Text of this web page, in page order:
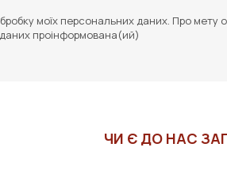
моїх персональних даних. Про мету
проінформована(ий)
ЧИ Є ДО НАС